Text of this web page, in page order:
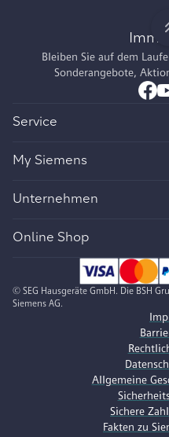
Bleiben Sie auf dem
Sonderangebote,
Service
My Siemens
Unternehmen
Online Shop
© SEG Hausgeräte GmbH. Die BSH
Siemens AG.
Allgemeine
Sichere
Fakten zu